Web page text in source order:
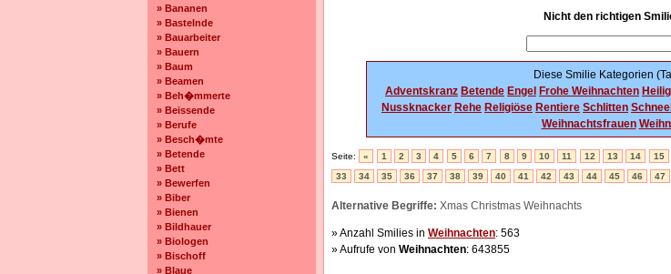
» Bananen
» Bastelnde
» Bauarbeiter
» Bauern
» Baum
» Beamen
» Beh�mmerte
» Beissende
» Berufe
» Besch�mte
» Betende
» Bett
» Bewerfen
» Biber
» Bienen
» Bildhauer
» Biologen
» Bischoff
» Blaue
Nicht den richtigen
Diese Smilie Kategorien
Adventskranz Betende Engel Frohe Weihnachten
Nussknacker Rehe Religiöse Rentiere Schlitten
Weihnachtsfrauen
Seite: « 1 2 3 4 5 6 7 8 9 10 11 12 13 14 15
33
34 35 36 37 38 39 40 41 42 43 44 45 46 47
Alternative Begriffe: Xmas Christmas Weihnachts
» Anzahl Smilies in Weihnachten: 563
» Aufrufe von Weihnachten: 643855